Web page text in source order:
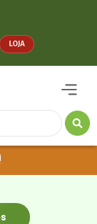
LOJA